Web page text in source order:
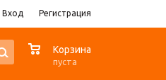
Вход Регистрация
Корзина
пуста